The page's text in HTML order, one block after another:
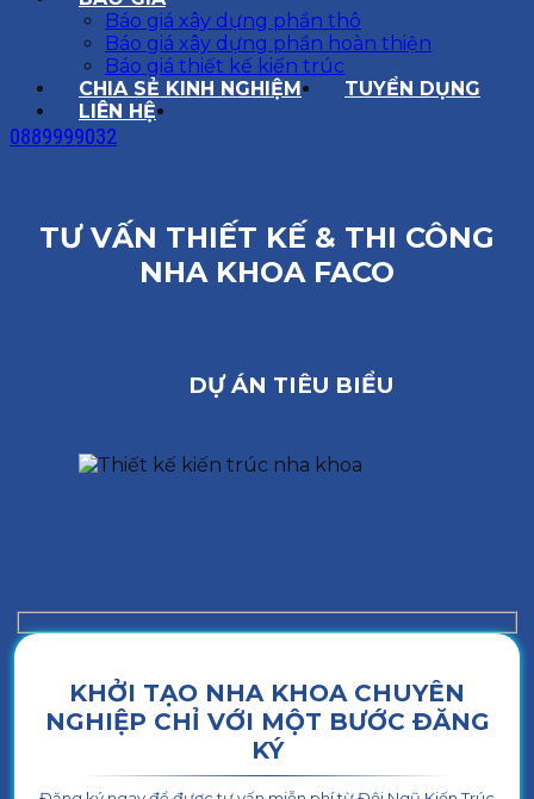
Báo giá xây dựng phần thô
Báo giá xây dựng phần hoàn thiện
Báo giá thiết kế kiến trúc
CHIA SẺ KINH NGHIỆM
TUYỂN DỤNG
LIÊN HỆ
0889999032
TƯ VẤN THIẾT KẾ & THI CÔNG
NHA KHOA FACO
DỰ ÁN TIÊU BIỂU
KHỞI TẠO NHA KHOA CHUYÊN
NGHIỆP CHỈ VỚI MỘT BƯỚC ĐĂNG
KÝ